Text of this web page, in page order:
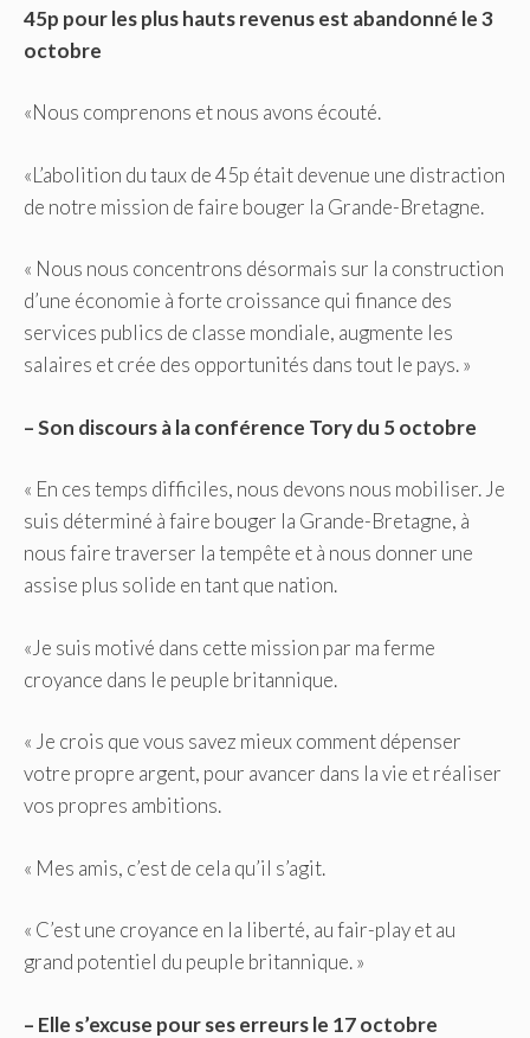
45p pour les plus hauts revenus est abandonné le 3
octobre
«Nous comprenons et nous avons écouté.
«L’abolition du taux de 45p était devenue une distraction
de notre mission de faire bouger la Grande-Bretagne.
« Nous nous concentrons désormais sur la construction
d’une économie à forte croissance qui finance des
services publics de classe mondiale, augmente les
salaires et crée des opportunités dans tout le pays. »
– Son discours à la conférence Tory du 5 octobre
« En ces temps difficiles, nous devons nous mobiliser. Je
suis déterminé à faire bouger la Grande-Bretagne, à
nous faire traverser la tempête et à nous donner une
assise plus solide en tant que nation.
«Je suis motivé dans cette mission par ma ferme
croyance dans le peuple britannique.
« Je crois que vous savez mieux comment dépenser
votre propre argent, pour avancer dans la vie et réaliser
vos propres ambitions.
« Mes amis, c’est de cela qu’il s’agit.
« C’est une croyance en la liberté, au fair-play et au
grand potentiel du peuple britannique. »
– Elle s’excuse pour ses erreurs le 17 octobre